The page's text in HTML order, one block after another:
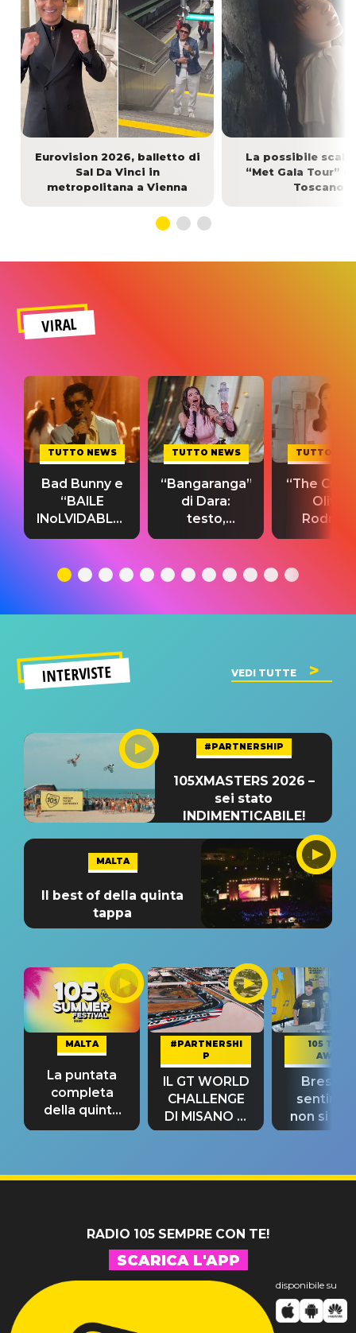
Eurovision 2026, balletto di
Sal Da Vinci in
metropolitana a Vienna
La possibile
“Met Gala Tour”
Toscano
VIRAL
TUTTO NEWS
Bad Bunny e
“BAILE
INoLVIDABLE”:
testo,
significato
TUTTO NEWS
“Bangaranga”
di Dara:
testo,
traduzione e
del singolo
TUTTO
“The
Olivia
testo,
INTERVISTE VEDI TUTTE
#PARTNERSHIP
105XMASTERS 2026 –
sei stato
INDIMENTICABILE!
MALTA
Il best of della quinta
tappa
MALTA
La puntata
completa
della quinta
tappa
#PARTNERSHI
P
IL GT WORLD
CHALLENGE
DI MISANO si
riconferma
105 TAKE
AWAY
Bresh:
non si
fino alla
RADIO 105 SEMPRE CON TE!
SCARICA L'APP
disponibile su